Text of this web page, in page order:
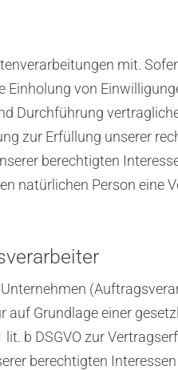
mit.
von
Durchführung
zur Erfüllung unserer
berechtigten
natürlichen Person eine
Grundlage einer
b DSGVO zur
berechtigten